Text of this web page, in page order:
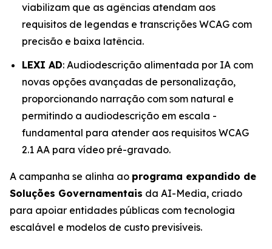
viabilizam que as agências atendam aos
requisitos de legendas e transcrições WCAG com
precisão e baixa latência.
LEXI AD: Audiodescrição alimentada por IA com
novas opções avançadas de personalização,
proporcionando narração com som natural e
permitindo a audiodescrição em escala -
fundamental para atender aos requisitos WCAG
2.1 AA para vídeo pré-gravado.
A campanha se alinha ao programa expandido de
Soluções Governamentais da AI-Media, criado
para apoiar entidades públicas com tecnologia
escalável e modelos de custo previsíveis.